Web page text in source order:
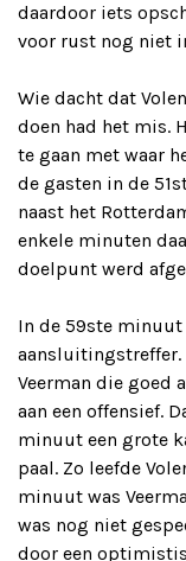
daardoor iets
voor rust nog niet
Wie dacht dat
doen had het mis.
te gaan met waar
de gasten in de
naast het
enkele minuten
doelpunt werd
In de 59ste minuut
aansluitingstreffer.
Veerman die goed
aan een offensief.
minuut een grote
paal. Zo leefde
minuut was
was nog niet
door een